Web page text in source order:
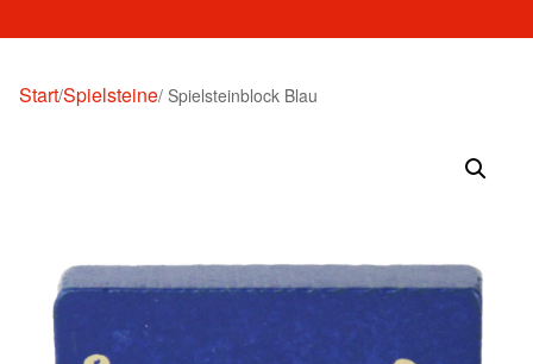
Start/Spielsteine/ Spielsteinblock Blau